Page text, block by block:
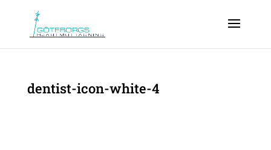
dentist-icon-white-4